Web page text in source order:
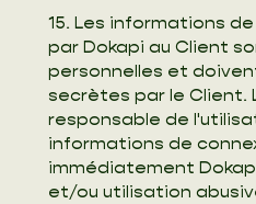
15. Les informations
par Dokapi au Client
personnelles et
secrètes par le Client.
responsable de
informations de
immédiatement
et/ou utilisation